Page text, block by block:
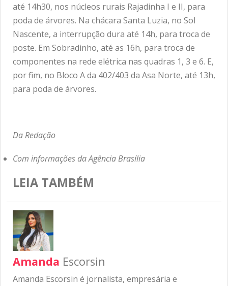
até 14h30, nos núcleos rurais Rajadinha I e II, para
poda de árvores. Na chácara Santa Luzia, no Sol
Nascente, a interrupção dura até 14h, para troca de
poste. Em Sobradinho, até as 16h, para troca de
componentes na rede elétrica nas quadras 1, 3 e 6. E,
por fim, no Bloco A da 402/403 da Asa Norte, até 13h,
para poda de árvores.
Da Redação
Com informações da Agência Brasília
LEIA TAMBÉM
Amanda Escorsin
Amanda Escorsin é jornalista, empresária e